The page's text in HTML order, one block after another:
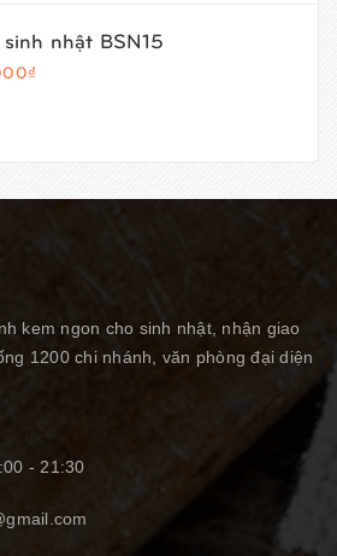
sinh nhật BSN15
kem ngon cho sinh nhật, nhận giao
1200 chi nhánh, văn phòng đại diện
- 21:30